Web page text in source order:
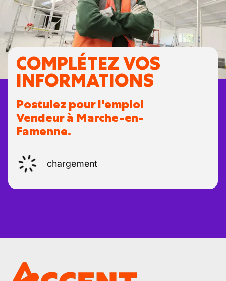
COMPLÉTEZ VOS
INFORMATIONS
Postulez pour l'emploi
Vendeur à Marche-en-
Famenne.
chargement